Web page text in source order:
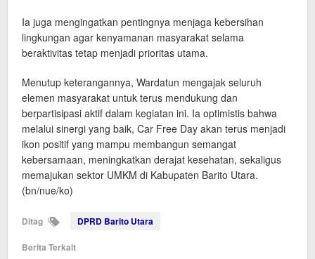
Ia juga mengingatkan pentingnya menjaga kebersihan
lingkungan agar kenyamanan masyarakat selama
beraktivitas tetap menjadi prioritas utama.
Menutup keterangannya, Wardatun mengajak seluruh
elemen masyarakat untuk terus mendukung dan
berpartisipasi aktif dalam kegiatan ini. Ia optimistis bahwa
melalui sinergi yang baik, Car Free Day akan terus menjadi
ikon positif yang mampu membangun semangat
kebersamaan, meningkatkan derajat kesehatan, sekaligus
memajukan sektor UMKM di Kabupaten Barito Utara.
(bn/nue/ko)
Ditag DPRD Barito Utara
Berita Terkait